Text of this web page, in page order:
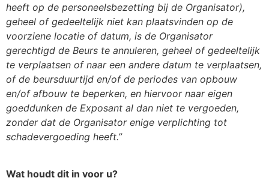
heeft op de personeelsbezetting bij de Organisator),
geheel of gedeeltelijk niet kan plaatsvinden op de
voorziene locatie of datum, is de Organisator
gerechtigd de Beurs te annuleren, geheel of gedeeltelijk
te verplaatsen of naar een andere datum te verplaatsen,
of de beursduurtijd en/of de periodes van opbouw
en/of afbouw te beperken, en hiervoor naar eigen
goeddunken de Exposant al dan niet te vergoeden,
zonder dat de Organisator enige verplichting tot
schadevergoeding heeft.”
Wat houdt dit in voor u?